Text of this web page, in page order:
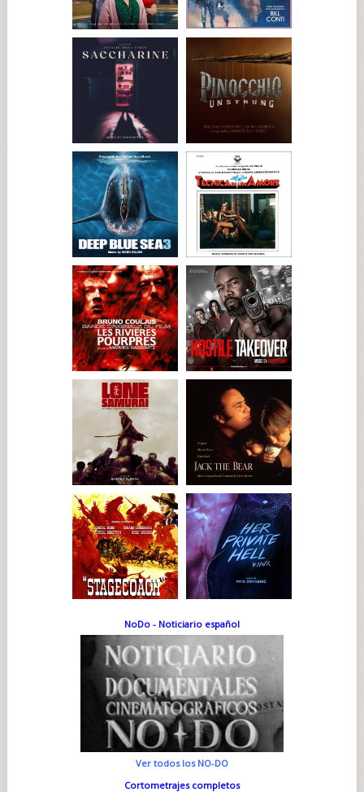
NoDo - Noticiario español
Ver todos los NO-DO
Cortometrajes completos